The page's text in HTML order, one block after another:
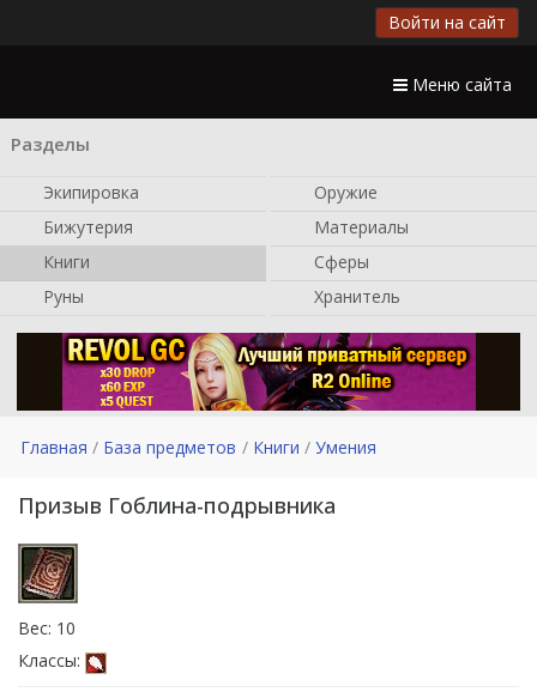
Войти на сайт
Меню сайта
Разделы
Экипировка
Оружие
Бижутерия
Материалы
Книги
Сферы
Руны
Хранитель
Главная База предметов Книги Умения
Призыв Гоблина-подрывника
Вес: 10
Классы: